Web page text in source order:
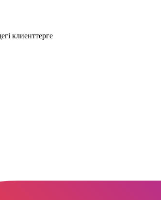
клиенттерге